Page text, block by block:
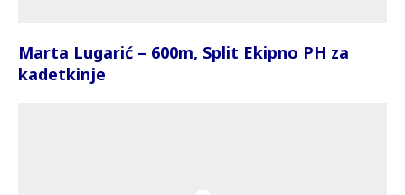
Marta Lugarić – 600m, Split Ekipno PH za
kadetkinje